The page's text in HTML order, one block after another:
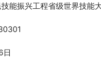
能振兴工程省级世界技能
日